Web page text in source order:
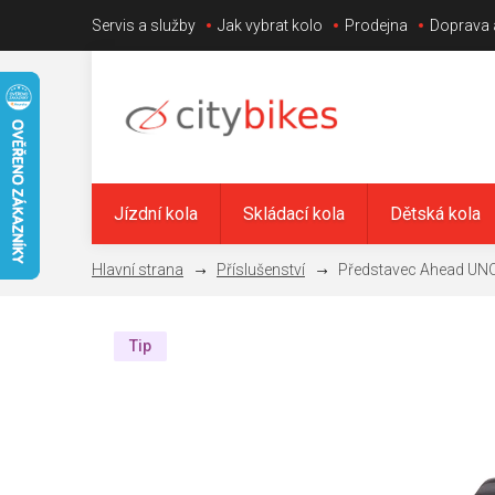
obsah
Servis a služby Jak vybrat kolo Prodejna Doprava
Jízdní kola Skládací kola Dětská kola
Příslušenství Představec Ahead
Tip